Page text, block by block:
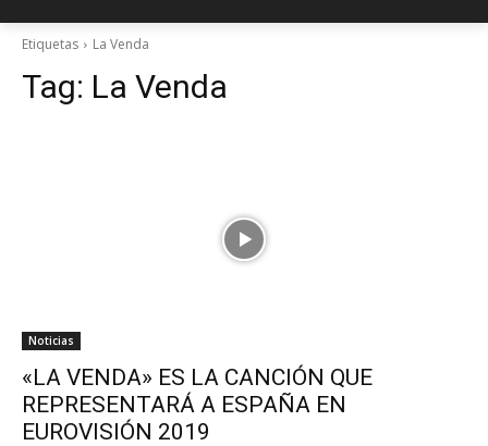
Etiquetas La Venda
Tag: La Venda
Noticias
«LA VENDA» ES LA CANCIÓN QUE
REPRESENTARÁ A ESPAÑA EN
EUROVISIÓN 2019